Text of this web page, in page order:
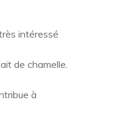
intéressé
de chamelle.
à